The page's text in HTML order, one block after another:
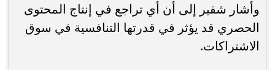
وأشار شقير إلى أن أي تراجع في إنتاج المحتوى
الحصري قد يؤثر في قدرتها التنافسية في سوق
الاشتراكات.